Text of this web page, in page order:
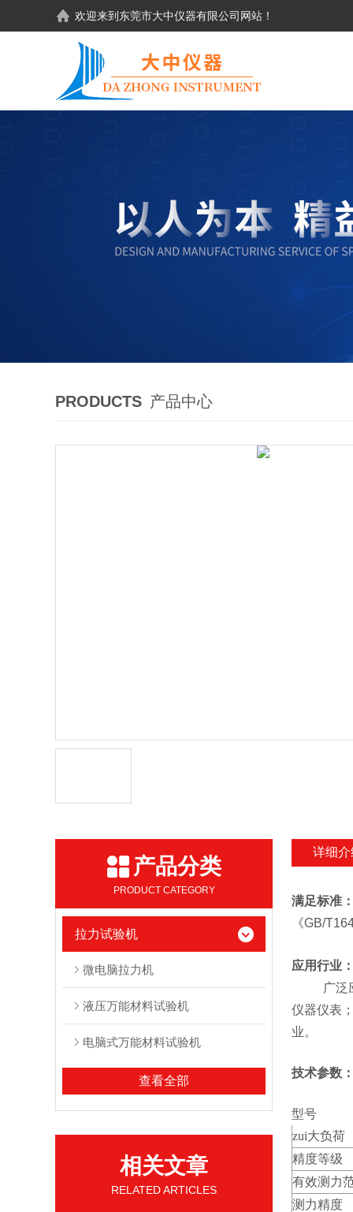
欢迎来到东莞市大中仪器有限公司网站！
PRODUCTS 产品中心
产品分类
PRODUCT CATEGORY
拉力试验机
微电脑拉力机
液压万能材料试验机
电脑式万能材料试验机
查看全部
相关文章
RELATED ARTICLES
详细介
满足标准
《GB/
应用行业
广泛
仪器仪表
业。
技术参数
型号
zui大负荷
精度等级
有效测力
测力精度